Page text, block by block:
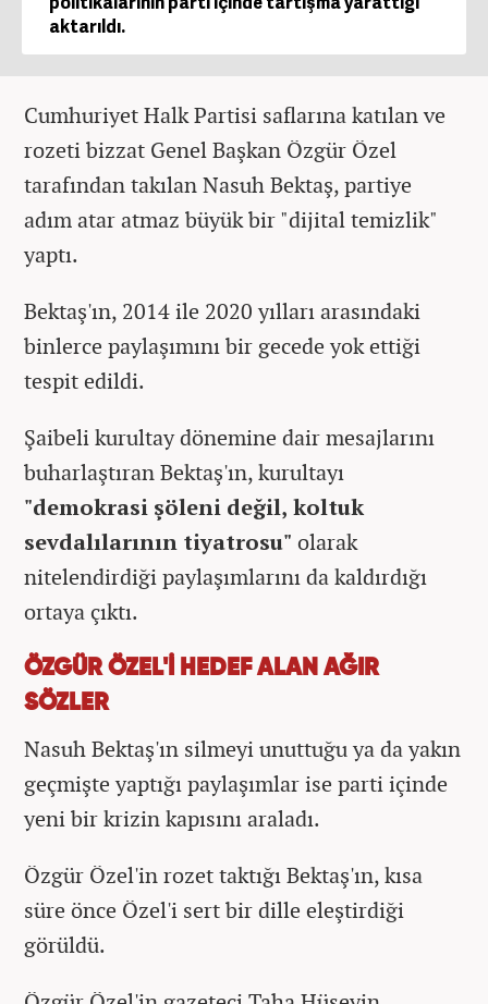
aktarıldı.
Cumhuriyet Halk Partisi saflarına katılan ve
rozeti bizzat Genel Başkan Özgür Özel
tarafından takılan Nasuh Bektaş, partiye
adım atar atmaz büyük bir "dijital temizlik"
yaptı.
Bektaş'ın, 2014 ile 2020 yılları arasındaki
binlerce paylaşımını bir gecede yok ettiği
tespit edildi.
Şaibeli kurultay dönemine dair mesajlarını
buharlaştıran Bektaş'ın, kurultayı
"demokrasi şöleni değil, koltuk
sevdalılarının tiyatrosu" olarak
nitelendirdiği paylaşımlarını da kaldırdığı
ortaya çıktı.
ÖZGÜR ÖZEL'İ HEDEF ALAN AĞIR
SÖZLER
Nasuh Bektaş'ın silmeyi unuttuğu ya da yakın
geçmişte yaptığı paylaşımlar ise parti içinde
yeni bir krizin kapısını araladı.
Özgür Özel'in rozet taktığı Bektaş'ın, kısa
süre önce Özel'i sert bir dille eleştirdiği
görüldü.